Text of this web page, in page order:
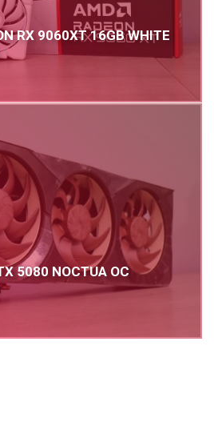
RX 9060XT 16GB WHITE
5080 NOCTUA OC